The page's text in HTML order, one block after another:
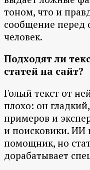
тоном, что и
сообщение перед
человек.
Подходят ли
статей на сайт?
Голый текст от
плохо: он
примеров и
и поисковики. ИИ
помощник, но
дорабатывает